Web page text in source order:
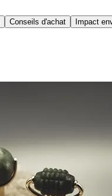
Conseils d'achat Impact